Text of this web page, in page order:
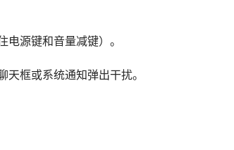
源键和音量减键）。
框或系统通知弹出干扰。